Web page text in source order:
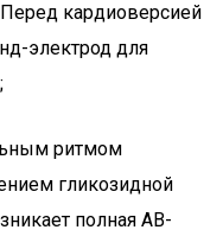
кардиоверсией
электрод для
ритмом
гликозидной
полная АВ-